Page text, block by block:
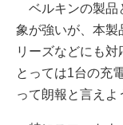
ベルキンの製品
象が強いが、本製
リーズなどにも
とっては1台の充
って朗報と言えよ